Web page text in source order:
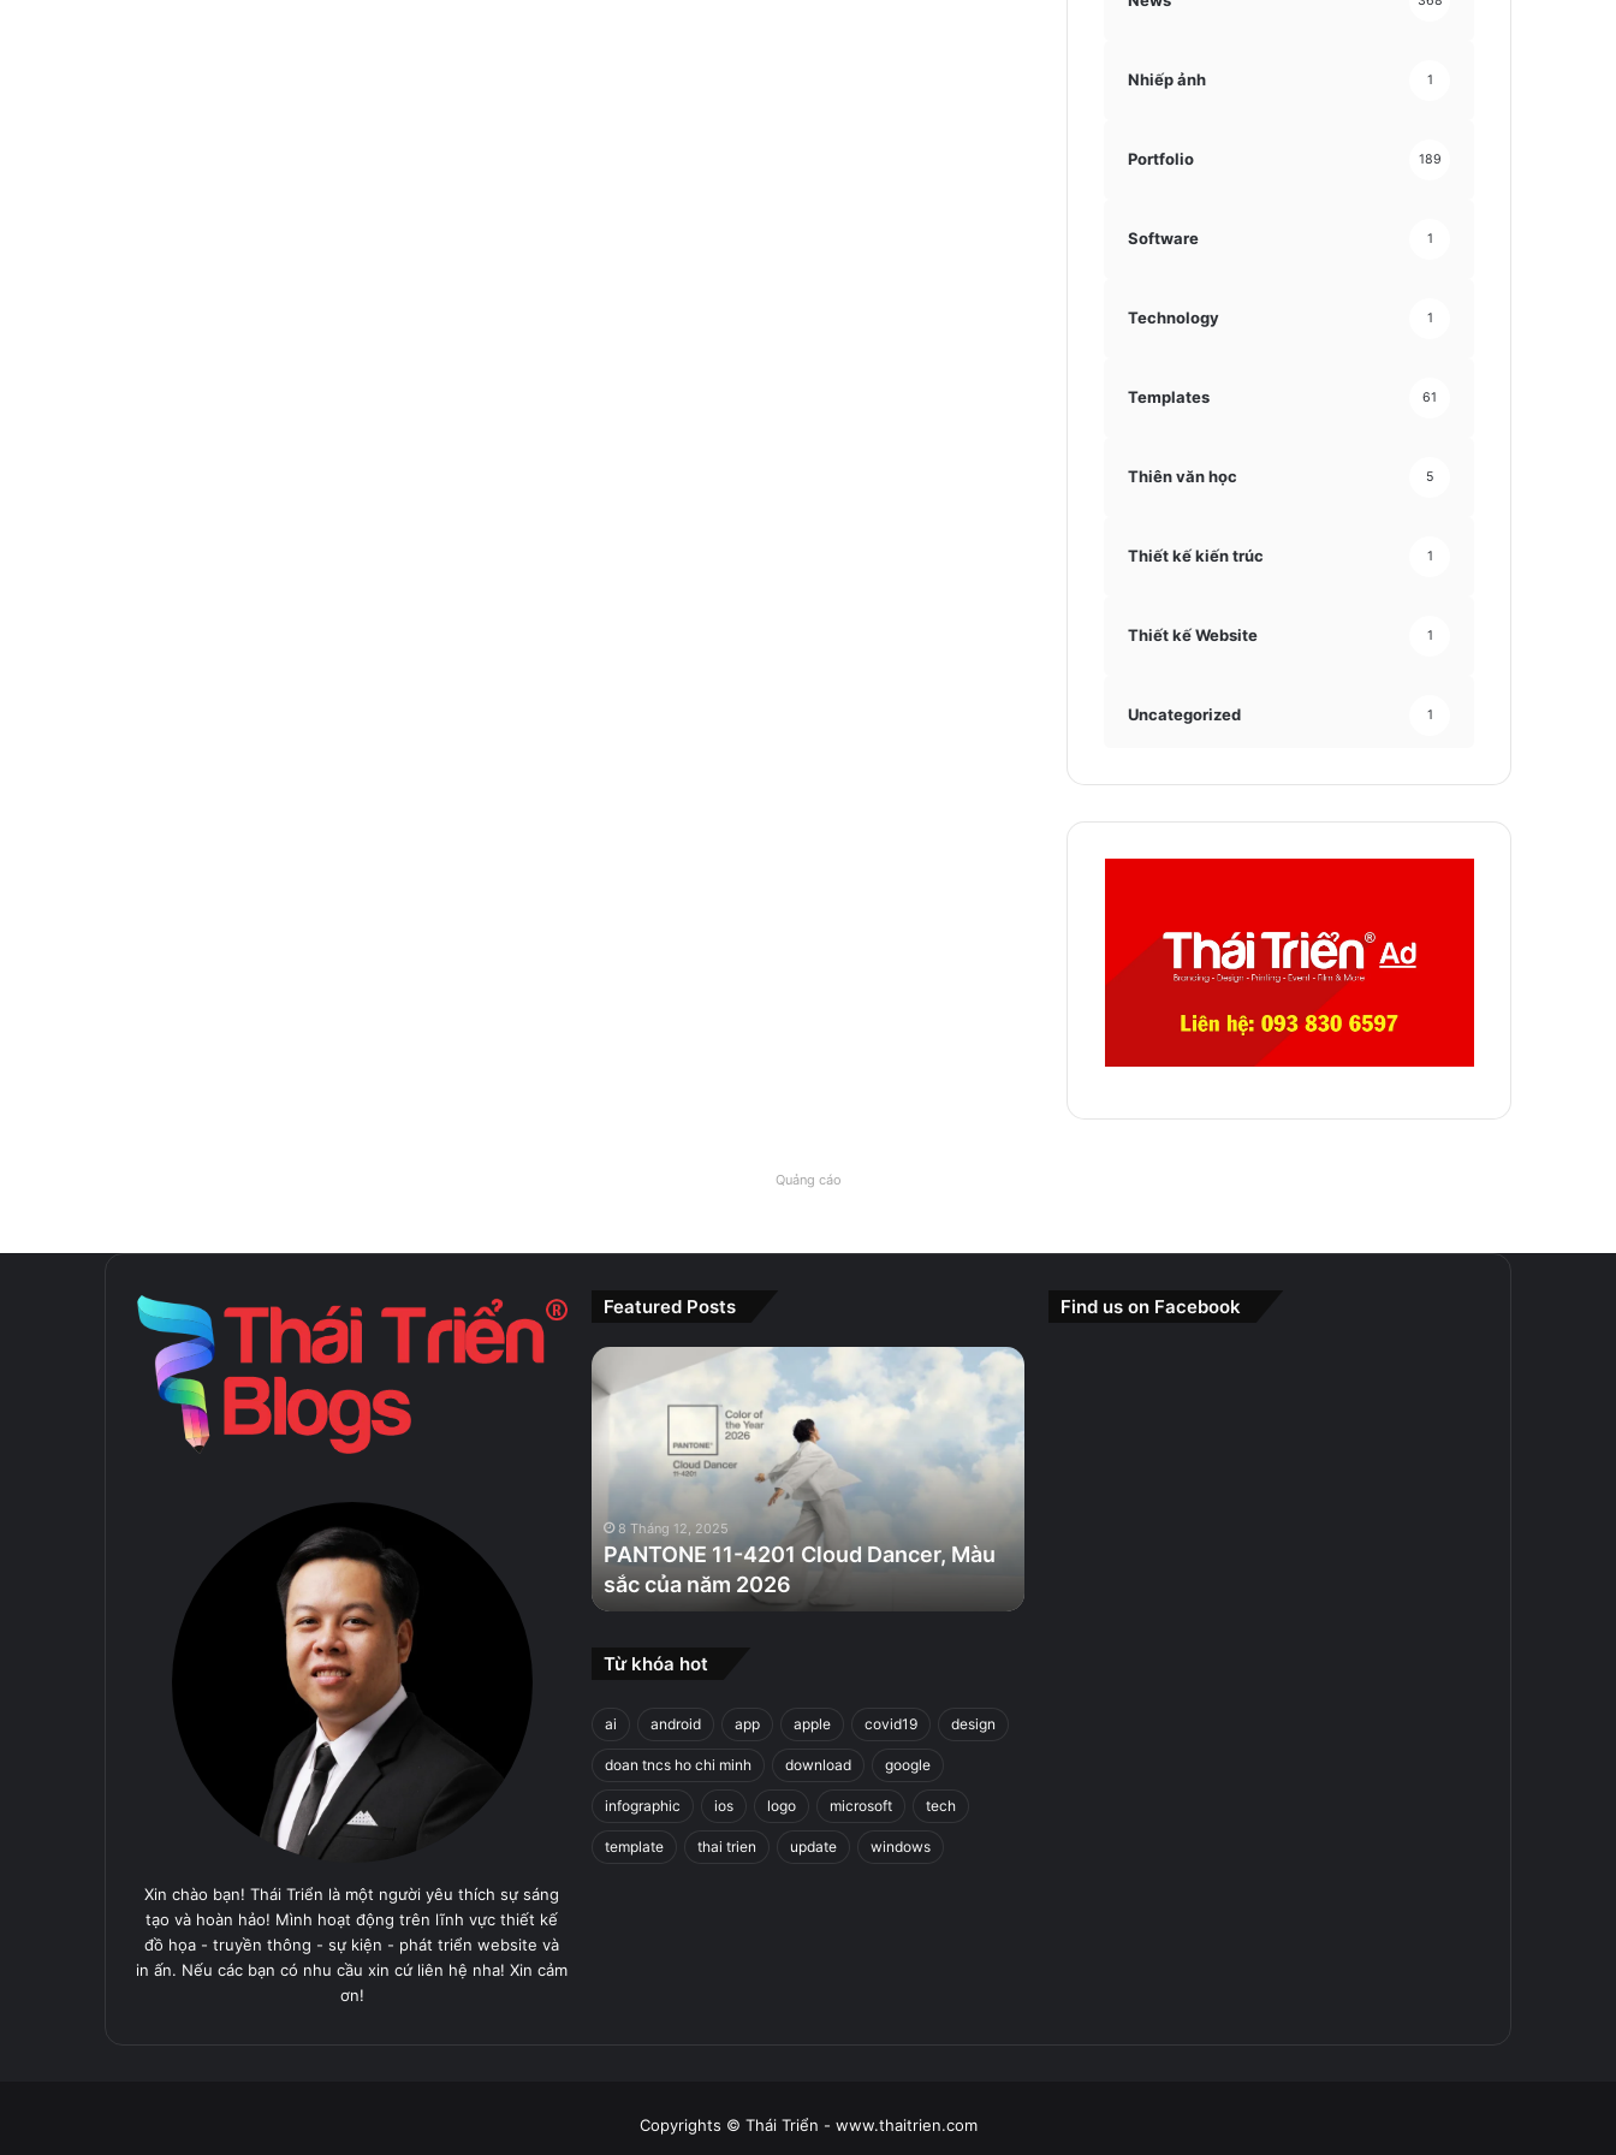
Nhiếp ảnh 1
Portfolio 189
Software 1
Technology 1
Templates 61
Thiên văn học 5
Thiết kế kiến trúc 1
Thiết kế Website 1
Uncategorized 1
Quảng cáo
Xin chào bạn! Thái Triển là một người yêu thích sự sáng
tạo và hoàn hảo! Mình hoạt động trên lĩnh vực thiết kế
đồ họa - truyền thông - sự kiện - phát triển website và
in ấn. Nếu các bạn có nhu cầu xin cứ liên hệ nha! Xin cảm
ơn!
Featured Posts
PANTONE
11-
Màu
của
năm
2026
8 Tháng 12, 2025
PANTONE 11-4201 Cloud Dancer, Màu
sắc của năm 2026
Từ khóa hot
ai android app apple covid19 design
doan tncs ho chi minh download google
infographic ios logo microsoft tech
template thai trien update windows
Find us on Facebook
Copyrights © Thái Triển - www.thaitrien.com